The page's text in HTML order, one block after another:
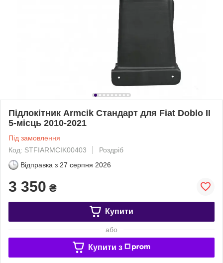
Підлокітник Armcik Стандарт для Fiat Doblo II
5-місць 2010-2021
Під замовлення
Код: STFIARMCIK00403
Роздріб
Відправка з 27 серпня 2026
3 350 ₴
Купити
або
Купити з